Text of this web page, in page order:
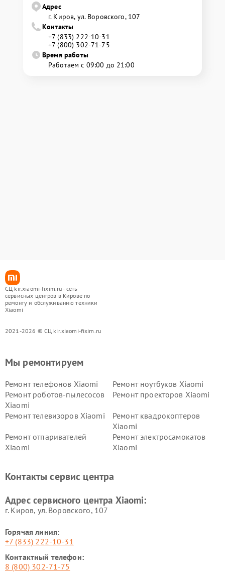
Адрес
г. Киров, ул. Воровского, 107
Контакты
+7 (833) 222-10-31
+7 (800) 302-71-75
Время работы
Работаем с 09:00 до 21:00
СЦ kir.xiaomi-fixim.ru - сеть
сервисных центров в Кирове по
ремонту и обслуживанию техники
Xiaomi
2021-2026 © СЦ kir.xiaomi-fixim.ru
Мы ремонтируем
Ремонт телефонов Xiaomi
Ремонт ноутбуков Xiaomi
Ремонт роботов-пылесосов
Xiaomi
Ремонт проекторов Xiaomi
Ремонт телевизоров Xiaomi
Ремонт квадрокоптеров
Xiaomi
Ремонт отпаривателей
Xiaomi
Ремонт электросамокатов
Xiaomi
Ремонт стиральных машин
Ремонт смарт-часов Xiaomi
Контакты сервис центра
Адрес сервисного центра Xiaomi:
г. Киров, ул. Воровского, 107
Горячая линия:
+7 (833) 222-10-31
Контактный телефон:
8 (800) 302-71-75